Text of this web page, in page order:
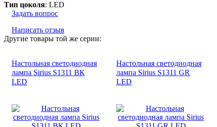
Тип цоколя: LED
Задать вопрос
Написать отзыв
Другие товары той же серии:
Настольная светодиодная
лампа Sirius S1311 ВК
LED
Настольная светодиодная
лампа Sirius S1311 GR
LED